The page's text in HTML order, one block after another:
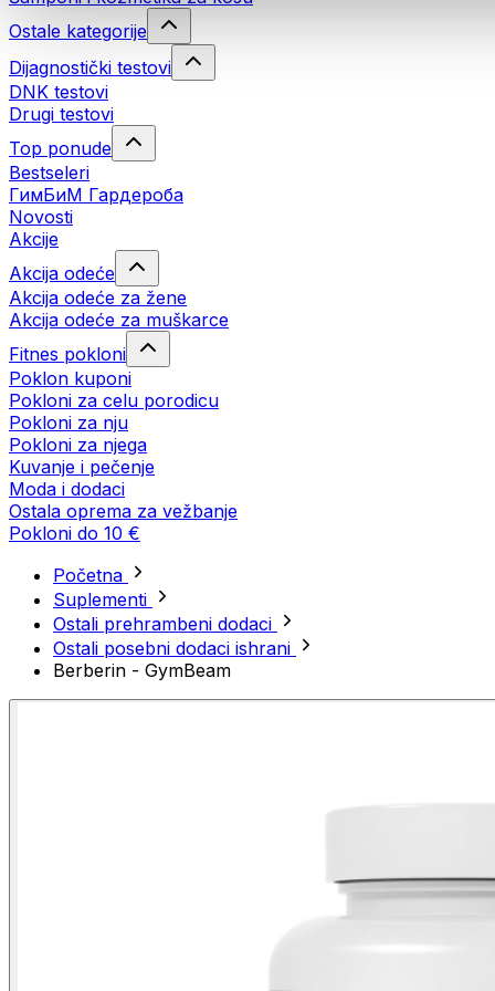
Ostale kategorije
Dijagnostički testovi
DNK testovi
Drugi testovi
Top ponude
Bestseleri
ГимБиМ Гардeробa
Novosti
Akcije
Akcija odeće
Akcija odeće za žene
Akcija odeće za muškarce
Fitnes pokloni
Poklon kuponi
Pokloni za celu porodicu
Pokloni za nju
Pokloni za njega
Kuvanje i pečenje
Moda i dodaci
Ostala oprema za vežbanje
Pokloni do 10 €
Početna
Suplementi
Ostali prehrambeni dodaci
Ostali posebni dodaci ishrani
Berberin - GymBeam